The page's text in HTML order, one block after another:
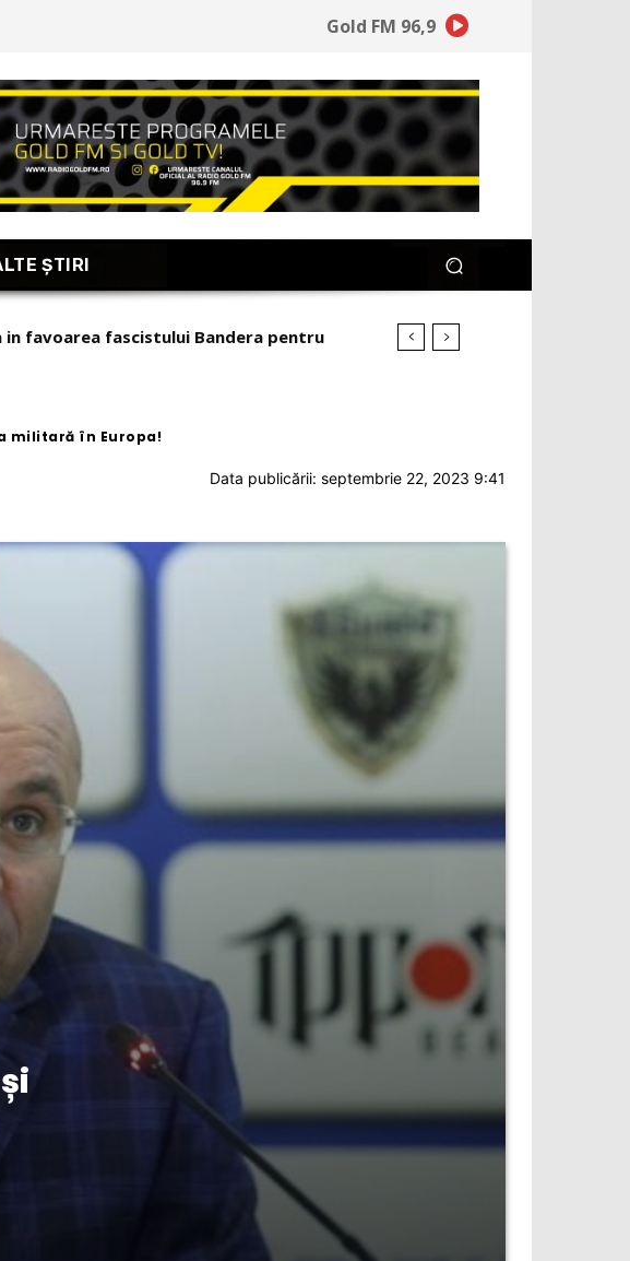
Gold FM 96,9
ŞTIRI
internetului propulsează lideri fără
militară în Europa!
Data publicării: septembrie 22, 2023 9:41